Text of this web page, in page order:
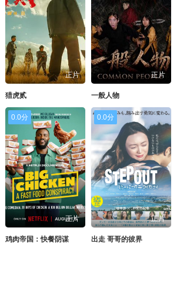
正片
猎虎贰
正片
一般人物
0.0分
正片
鸡肉帝国：快餐阴谋
0.0分
正片
出走 哥哥的彼界